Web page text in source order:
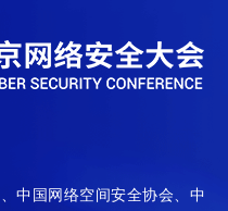
中国网络空间安全协会、中